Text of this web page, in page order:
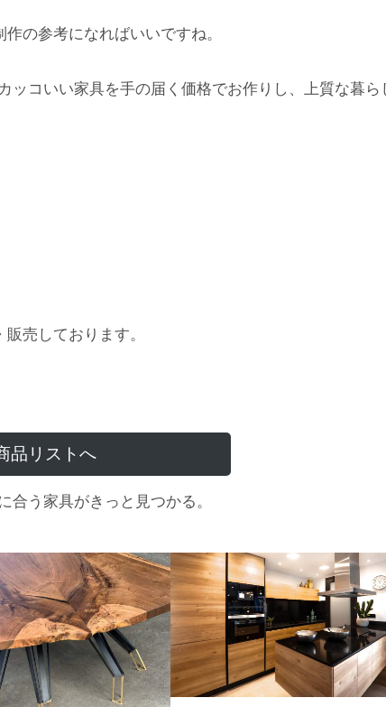
の参考になればいいですね。
ッコいい家具を手の届く価格でお作りし、上質な暮ら
売しております。
品リストへ
合う家具がきっと見つかる。